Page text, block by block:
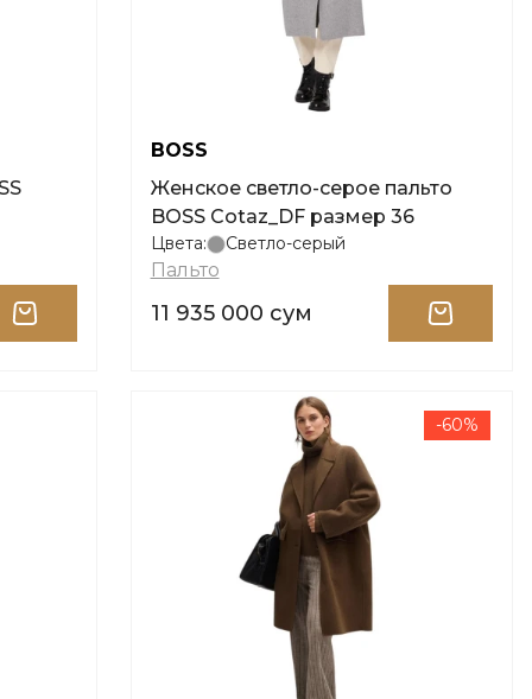
BOSS
Женское светло-серое пальто
BOSS Cotaz_DF размер 36
Цвета: Светло-серый
Пальто
11 935 000 сум
-60%